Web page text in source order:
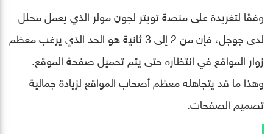
وفقًا لتغريدة على منصة تويتر لجون مولر الذي يعمل محلل
لدى جوجل، فإن من 2 إلى 3 ثانية هو الحد الذي يرغب معظم
زوار المواقع في انتظاره حتى يتم تحميل صفحة الموقع.
وهذا ما قد يتجاهله معظم أصحاب المواقع لزيادة جمالية
تصميم الصفحات.